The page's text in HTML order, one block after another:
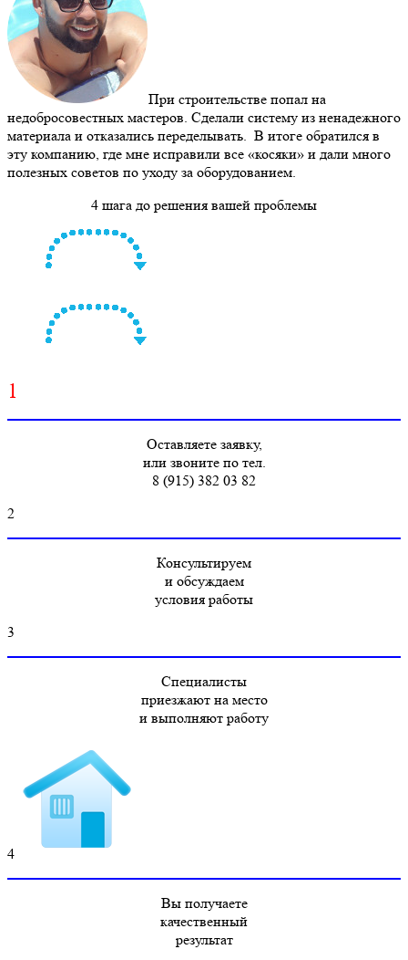
При строительстве попал на
недобросовестных мастеров. Сделали систему из ненадежного
материала и отказались переделывать. В итоге обратился в
эту компанию, где мне исправили все «косяки» и дали много
полезных советов по уходу за оборудованием.
4 шага до решения вашей проблемы
1
Оставляете заявку,
или звоните по тел.
8 (915) 382 03 82
2
Консультируем
и обсуждаем
условия работы
3
Специалисты
приезжают на место
и выполняют работу
4
Вы получаете
качественный
результат